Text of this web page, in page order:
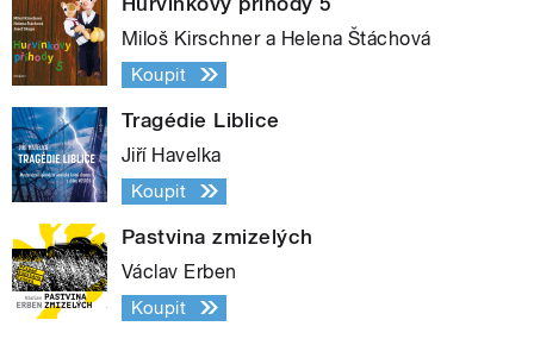
Miloš Kirschner a Helena Štáchová
Koupit
Tragédie Liblice
Jiří Havelka
Koupit
Pastvina zmizelých
Václav Erben
Koupit